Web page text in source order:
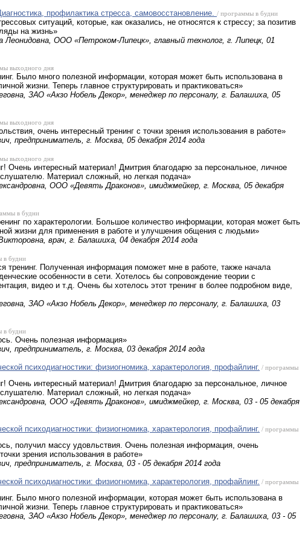
профилактика стресса, самовосстановление. / программы в будни
ситуаций, которые, как оказались, не относятся к стрессу; за позитив
на жизнь»
Леонидовна, ООО «Петроком-Липецк», главный технолог, г. Липецк, 01
выходного дня
Было много полезной информации, которая может быть использована в
жизни. Теперь главное структурировать и практиковаться»
ЗАО «Акзо Нобель Декор», менеджер по персоналу, г. Балашиха, 05
выходного дня
очень интересный тренинг с точки зрения использования в работе»
предприниматель, г. Москва, 05 декабря 2014 года
выходного дня
Очень интересный материал! Дмитрия благодарю за персональное, личное
Материал сложный, но легкая подача»
ООО «Девять Драконов», имиджмейкер, г. Москва, 05 декабря
в будни
по характерологии. Большое количество информации, которая может быть
жизни для применения в работе и улучшения общения с людьми»
врач, г. Балашиха, 04 декабря 2014 года
в будни
тренинг. Полученная информация поможет мне в работе, также начала
особенности в сети. Хотелось бы сопровождение теории с
видео и т.д. Очень бы хотелось этот тренинг в более подробном виде,
ЗАО «Акзо Нобель Декор», менеджер по персоналу, г. Балашиха, 03
в будни
Очень полезная информация»
предприниматель, г. Москва, 03 декабря 2014 года
психодиагностики: физиогномика, характерология, профайлинг. / программы
Очень интересный материал! Дмитрия благодарю за персональное, личное
Материал сложный, но легкая подача»
ООО «Девять Драконов», имиджмейкер, г. Москва, 03 - 05 декабря
психодиагностики: физиогномика, характерология, профайлинг. / программы
получил массу удовльствия. Очень полезная информация, очень
зрения использования в работе»
предприниматель, г. Москва, 03 - 05 декабря 2014 года
психодиагностики: физиогномика, характерология, профайлинг. / программы
Было много полезной информации, которая может быть использована в
жизни. Теперь главное структурировать и практиковаться»
ЗАО «Акзо Нобель Декор», менеджер по персоналу, г. Балашиха, 03 - 05